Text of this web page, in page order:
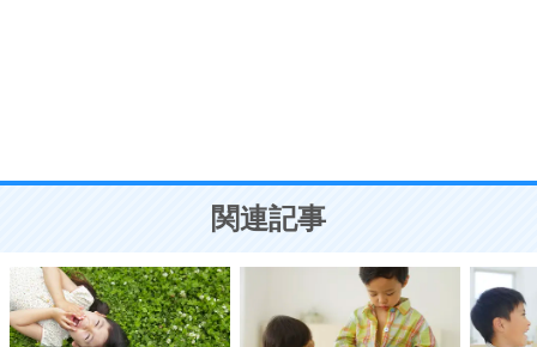
ことが大切。
関連記事